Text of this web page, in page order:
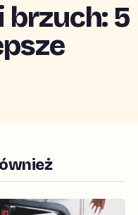
brzuch: 5